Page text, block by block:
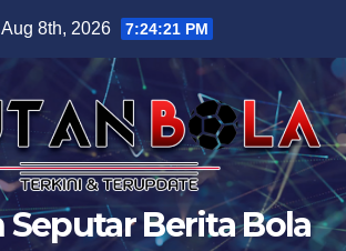
8th, 2026 7:24:22 PM
Berita Bola